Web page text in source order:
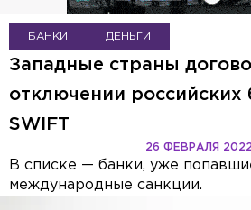
БАНКИ ДЕНЬГИ
Западные страны
отключении российских
SWIFT
26 ФЕВРАЛЯ
В списке — банки, уже
международные санкции.